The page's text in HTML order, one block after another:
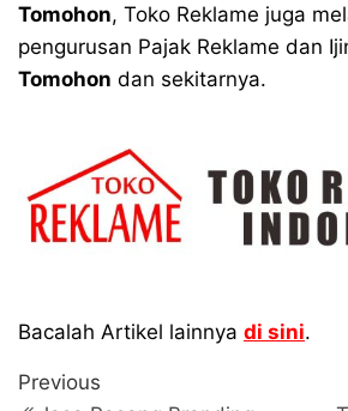
Tomohon, Toko Reklame juga
pengurusan Pajak Reklame dan
Tomohon dan sekitarnya.
Bacalah Artikel lainnya di sini.
Navigasi
Previous
Previous